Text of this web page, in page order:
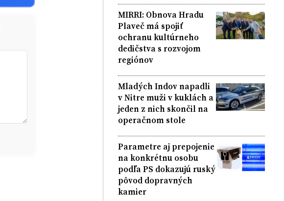
MIRRI: Obnova Hradu
Plaveč má spojiť
ochranu kultúrneho
dedičstva s rozvojom
regiónov
Mladých Indov napadli
v Nitre muži v kuklách a
jeden z nich skončil na
operačnom stole
Parametre aj prepojenie
na konkrétnu osobu
podľa PS dokazujú ruský
pôvod dopravných
kamier